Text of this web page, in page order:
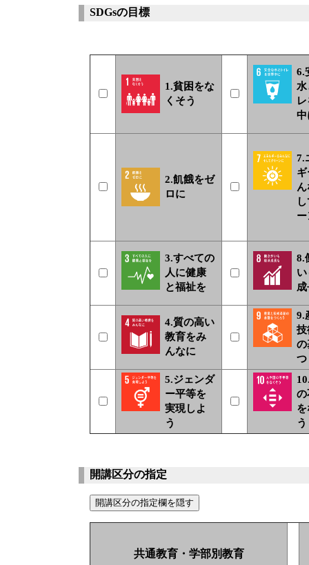
SDGsの目標
1.貧困をな
くそう
6.
中
2.飢餓をゼ
ロに
7.
3.すべての
人に健康
と福祉を
8.
4.質の高い
教育をみ
んなに
9.
技
の
つ
5.ジェンダ
ー平等を
実現しよ
う
の
う
開講区分の指定
共通教育・学部別教育